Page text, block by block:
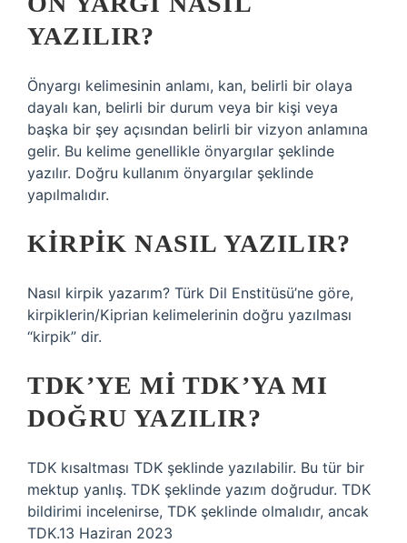
YAZILIR?
Önyargı kelimesinin anlamı, kan, belirli bir olaya
dayalı kan, belirli bir durum veya bir kişi veya
başka bir şey açısından belirli bir vizyon anlamına
gelir. Bu kelime genellikle önyargılar şeklinde
yazılır. Doğru kullanım önyargılar şeklinde
yapılmalıdır.
KIRPIK NASIL YAZILIR?
Nasıl kirpik yazarım? Türk Dil Enstitüsü’ne göre,
kirpiklerin/Kiprian kelimelerinin doğru yazılması
“kirpik” dir.
TDK’YE MI TDK’YA MI
DOĞRU YAZILIR?
TDK kısaltması TDK şeklinde yazılabilir. Bu tür bir
mektup yanlış. TDK şeklinde yazım doğrudur. TDK
bildirimi incelenirse, TDK şeklinde olmalıdır, ancak
TDK.13 Haziran 2023